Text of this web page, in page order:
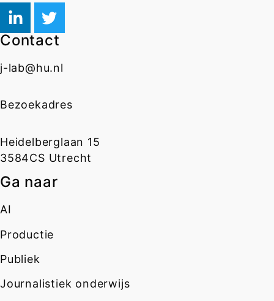
Contact
j-lab@hu.nl
Bezoekadres
Heidelberglaan 15
3584CS Utrecht
Ga naar
AI
Productie
Publiek
Journalistiek onderwijs